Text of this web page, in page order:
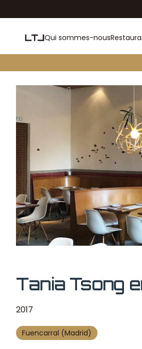
Qui sommes-nous
Tania Tsong
2017
Fuencarral (Madrid)